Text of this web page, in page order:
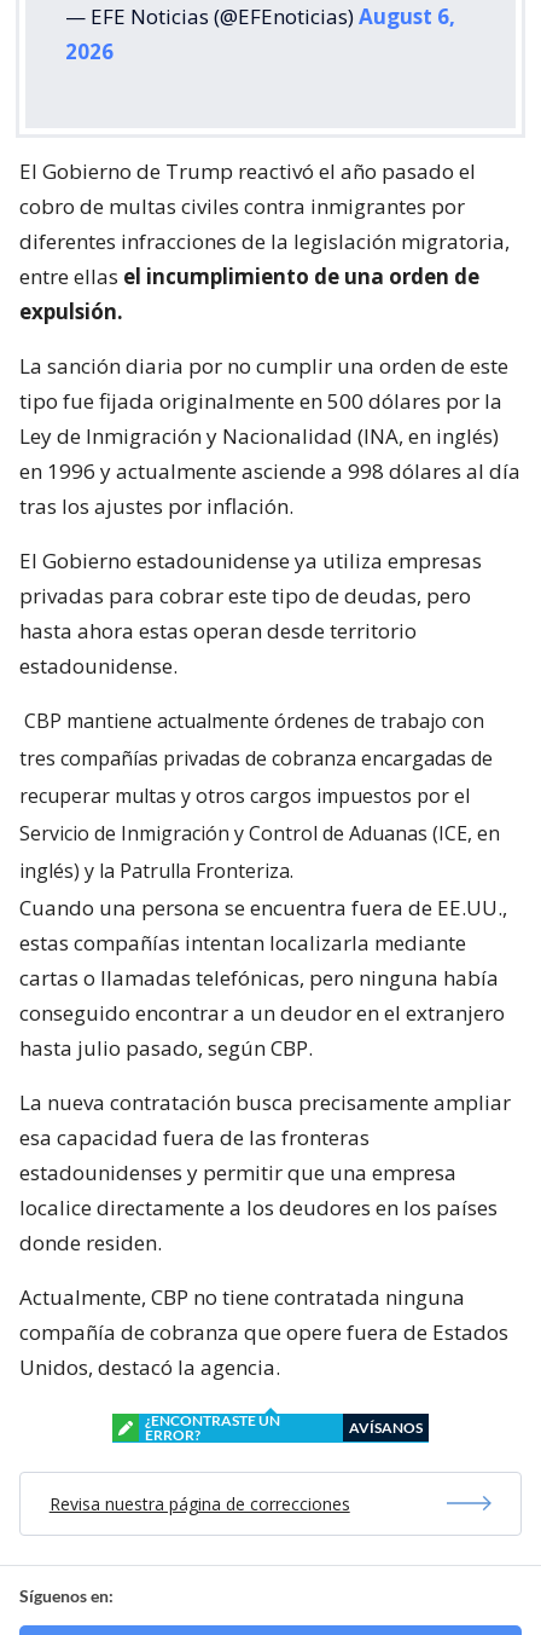
— EFE Noticias (@EFEnoticias)August 6,
2026
El Gobierno de Trump reactivó el año pasado el
cobro de multas civiles contra inmigrantes por
diferentes infracciones de la legislación migratoria,
entre ellas el incumplimiento de una orden de
expulsión.
La sanción diaria por no cumplir una orden de este
tipo fue fijada originalmente en 500 dólares por la
Ley de Inmigración y Nacionalidad (INA, en inglés)
en 1996 y actualmente asciende a 998 dólares al día
tras los ajustes por inflación.
El Gobierno estadounidense ya utiliza empresas
privadas para cobrar este tipo de deudas, pero
hasta ahora estas operan desde territorio
estadounidense.
CBP mantiene actualmente órdenes de trabajo con
tres compañías privadas de cobranza encargadas de
recuperar multas y otros cargos impuestos por el
Servicio de Inmigración y Control de Aduanas (ICE, en
inglés) y la Patrulla Fronteriza.
Cuando una persona se encuentra fuera de EE.UU.,
estas compañías intentan localizarla mediante
cartas o llamadas telefónicas, pero ninguna había
conseguido encontrar a un deudor en el extranjero
hasta julio pasado, según CBP.
La nueva contratación busca precisamente ampliar
esa capacidad fuera de las fronteras
estadounidenses y permitir que una empresa
localice directamente a los deudores en los países
donde residen.
Actualmente, CBP no tiene contratada ninguna
compañía de cobranza que opere fuera de Estados
Unidos, destacó la agencia.
¿ENCONTRASTE UN
ERROR?
AVÍSANOS
Revisa nuestra página de correcciones
Síguenos en: